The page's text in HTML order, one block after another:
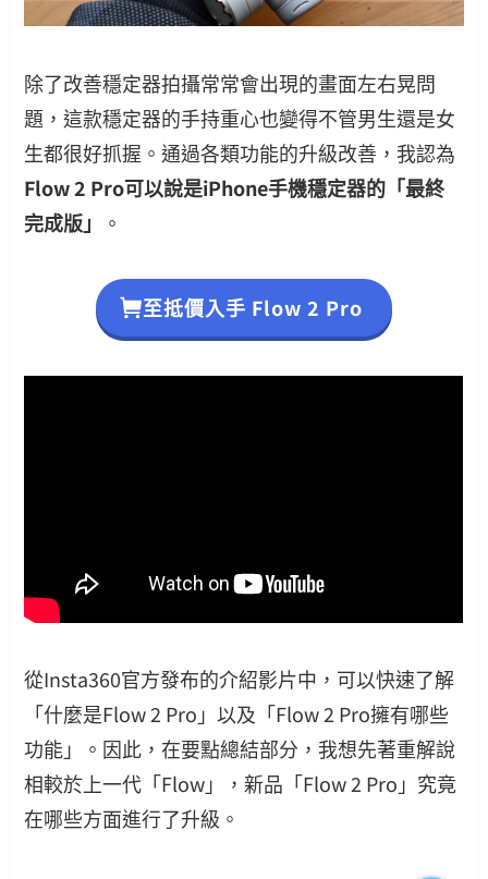
除了改善穩定器拍攝常常會出現的畫面左右晃問
題，這款穩定器的手持重心也變得不管男生還是女
生都很好抓握。通過各類功能的升級改善，我認為
Flow 2 Pro可以說是iPhone手機穩定器的「最終
完成版」
。
至抵價入手 Flow 2 Pro
從Insta360官方發布的介紹影片中，可以快速了解
「什麼是Flow 2 Pro」以及「Flow 2 Pro擁有哪些
功能」。因此，在要點總結部分，我想先著重解說
相較於上一代「Flow」，新品「Flow 2 Pro」究竟
在哪些方面進行了升級。